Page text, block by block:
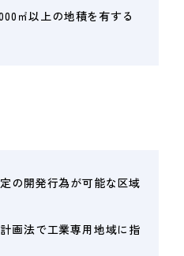
㎡以上の地積を有する
の開発行為が可能な区域
画法で工業専用地域に指